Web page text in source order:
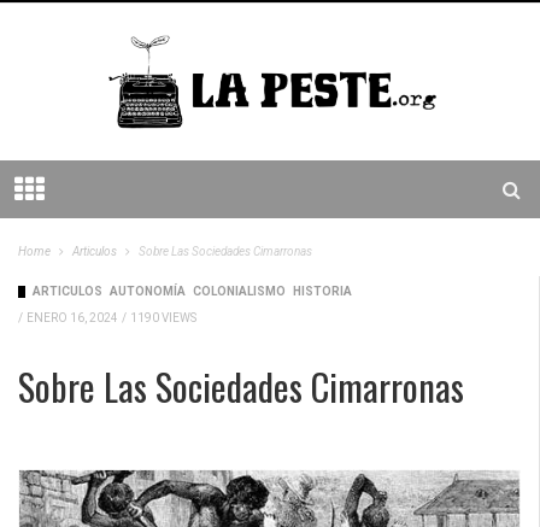
Home Articulos Sobre Las Sociedades Cimarronas
ARTICULOS AUTONOMÍA COLONIALISMO
HISTORIA
/ ENERO 16, 2024 / 1190 VIEWS
Sobre Las Sociedades Cimarronas